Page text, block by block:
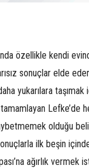
özellikle kendi
sonuçlar elde
yukarılara
Lefke’de
olduğu
ilk beşin
ağırlık vermek